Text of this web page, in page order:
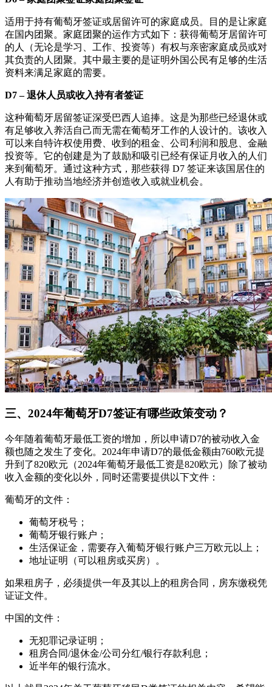
适用于持有葡萄牙签证或居留许可的家庭成员。目的是让家庭
在国内团聚。家庭团聚的运作方式如下：获得葡萄牙居留许可
的人（无论是学习、工作、投资等）有权与亲密家庭成员或对
其负责的人团聚。其中最主要的是证明外国公民有足够的生活
资料来满足家庭的需要。
D7 – 退休人员或收入持有者签证
这种葡萄牙居留签证深受巴西人追捧。这是为那些已经退休或
有足够收入养活自己而无需在葡萄牙工作的人设计的。该收入
可以来自特许权使用费、收到的租金、公司利润和股息、金融
投资等。它的创建是为了鼓励和吸引已经有保证月收入的人们
来到葡萄牙。通过这种方式，那些获得 D7 签证来该国居住的
人有助于推动当地经济并创造收入或就业机会。
三、2024年葡萄牙D7签证有哪些政策变动？
今年随着葡萄牙最低工资的增加，所以申请D7的被动收入金
额也随之发生了变化。2024年申请D7的最低金额由760欧元提
升到了820欧元（2024年葡萄牙最低工资是820欧元）除了被动
收入金额的变化以外，同时还需要提供以下文件：
葡萄牙的文件：
葡萄牙税号；
葡萄牙银行账户；
生活保证金，需要存入葡萄牙银行账户三万欧元以上；
地址证明（可以租房或买房）。
如果租房子，必须提供一年及其以上的租房合同，房东缴税凭
证证文件。
中国的文件：
无犯罪记录证明；
租房合同/退休金/公司分红/银行存款利息；
近半年的银行流水。